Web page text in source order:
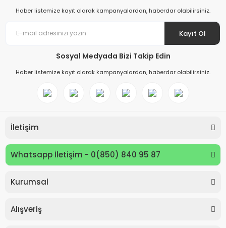
Haber listemize kayıt olarak kampanyalardan, haberdar olabilirsiniz.
Kayıt Ol
Sosyal Medyada Bizi Takip Edin
Haber listemize kayıt olarak kampanyalardan, haberdar olabilirsiniz.
İletişim
Whatsapp İletişim - 0(850) 840 95 87
Kurumsal
Alışveriş